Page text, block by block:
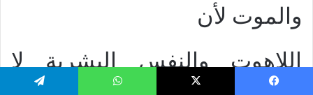
والموت لأن
اللاهوت والنفس البشرية لا